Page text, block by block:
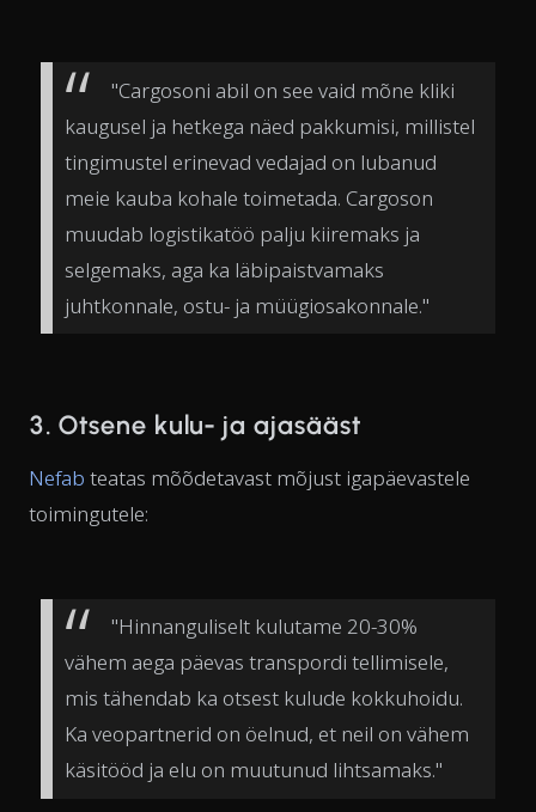
"Cargosoni abil on see vaid mõne kliki
kaugusel ja hetkega näed pakkumisi, millistel
tingimustel erinevad vedajad on lubanud
meie kauba kohale toimetada. Cargoson
muudab logistikatöö palju kiiremaks ja
selgemaks, aga ka läbipaistvamaks
juhtkonnale, ostu- ja müügiosakonnale."
3. Otsene kulu- ja ajasääst
Nefab teatas mõõdetavast mõjust igapäevastele
toimingutele:
"Hinnanguliselt kulutame 20-30%
vähem aega päevas transpordi tellimisele,
mis tähendab ka otsest kulude kokkuhoidu.
Ka veopartnerid on öelnud, et neil on vähem
käsitööd ja elu on muutunud lihtsamaks."